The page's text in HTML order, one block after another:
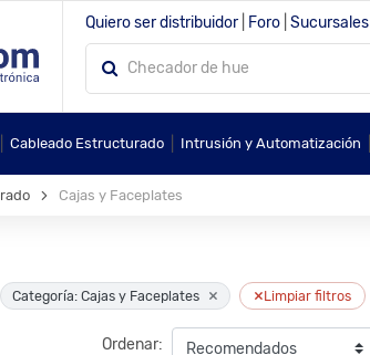
Quiero ser distribuidor Foro Sucursales
Cableado Estructurado Intrusión y Automatización
Cajas y Faceplates
Categoría: Cajas y Faceplates × ×Limpiar filtros
Ordenar: